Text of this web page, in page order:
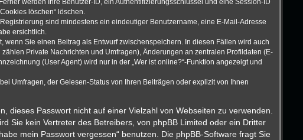
löschen“ löschen.
sind mindestens ein eindeutiger Benutzername, eine E-Mail-Adresse
ersichtlich.
Sie einen Beitrag als Entwurf zwischenspeichern. In diesen Fällen wird auch
Private Nachrichten und Umfragen), Änderungen an zentralen Profildaten (E-
(User Agent) wird nur in der „Wer ist online?“-Funktion angezeigt und
Umfragen, der Gelesen-Status von Ihren Beiträgen oder explizit von Ihnen
dieses Passwort nicht auf einer Vielzahl von Webseiten zu verwenden.
Sie kein Vertreter des Betreibers, von phpBB Limited oder ein Dritter
mein Passwort vergessen“ benutzen. Die phpBB-Software fragt Sie